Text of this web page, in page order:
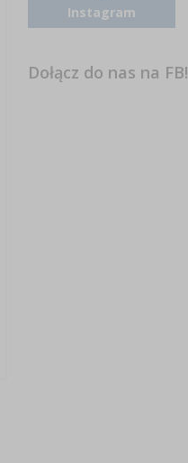
Instagram
Dołącz do nas na FB!